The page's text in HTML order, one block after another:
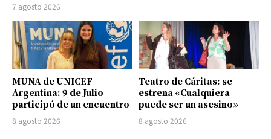
7 agosto 2026
MUNA de UNICEF
Argentina: 9 de Julio
participó de un encuentro
8 agosto 2026
Teatro de Cáritas: se
estrena «Cualquiera
puede ser un asesino»
8 agosto 2026